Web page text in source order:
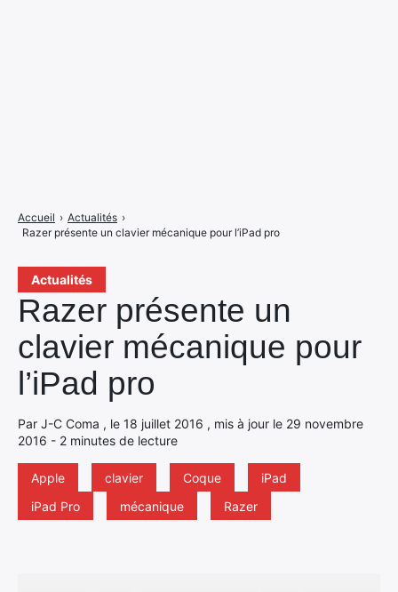
Actualités
Razer présente un
clavier mécanique pour
l’iPad pro
Par J-C Coma , le 18 juillet 2016 , mis à jour le 29 novembre
2016 - 2 minutes de lecture
Apple clavier Coque
iPad
iPad Pro
mécanique Razer
Accueil › Actualités ›
Razer présente un clavier mécanique pour l’iPad pro